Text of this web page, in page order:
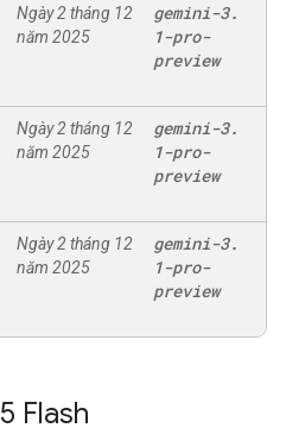
Ngày 2 tháng 12
năm 2025
gemini-3.
1-pro-
preview
Ngày 2 tháng 12
năm 2025
gemini-3.
1-pro-
preview
Ngày 2 tháng 12
năm 2025
gemini-3.
1-pro-
preview
5 Flash